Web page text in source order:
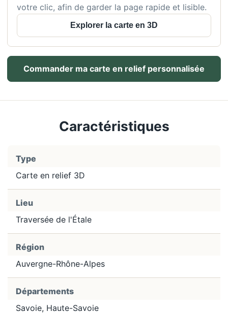
votre clic, afin de garder la page rapide et lisible.
Explorer la carte en 3D
Commander ma carte en relief personnalisée
Caractéristiques
Type
Carte en relief 3D
Lieu
Traversée de l'Étale
Région
Auvergne-Rhône-Alpes
Départements
Savoie, Haute-Savoie